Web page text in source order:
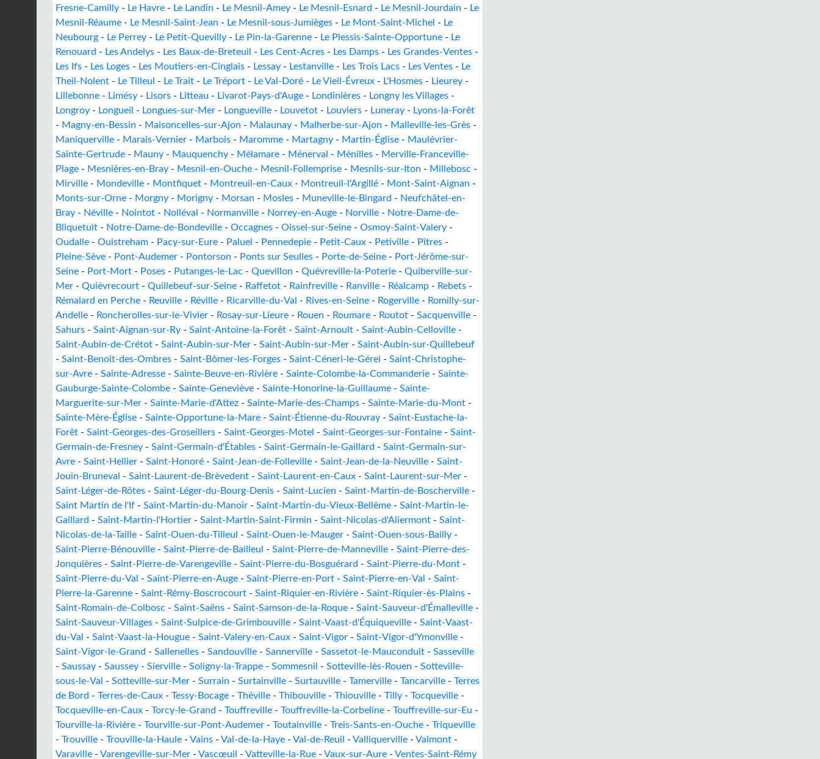
Fresne-Camilly - Le Havre - Le Landin - Le Mesnil-Amey - Le Mesnil-Esnard - Le Mesnil-Jourdain - Le
Mesnil-Réaume - Le Mesnil-Saint-Jean - Le Mesnil-sous-Jumièges - Le Mont-Saint-Michel - Le
Neubourg - Le Perrey - Le Petit-Quevilly - Le Pin-la-Garenne - Le Plessis-Sainte-Opportune - Le
Renouard - Les Andelys - Les Baux-de-Breteuil - Les Cent-Acres - Les Damps - Les Grandes-Ventes -
Les Ifs - Les Loges - Les Moutiers-en-Cinglais - Lessay - Lestanville - Les Trois Lacs - Les Ventes - Le
Theil-Nolent - Le Tilleul - Le Trait - Le Tréport - Le Val-Doré - Le Vieil-Évreux - L'Hosmes - Lieurey -
Lillebonne - Limésy - Lisors - Litteau - Livarot-Pays-d'Auge - Londinières - Longny les Villages -
Longroy - Longueil - Longues-sur-Mer - Longueville - Louvetot - Louviers - Luneray - Lyons-la-Forêt
- Magny-en-Bessin - Maisoncelles-sur-Ajon - Malaunay - Malherbe-sur-Ajon - Malleville-les-Grès -
Maniquerville - Marais-Vernier - Marbois - Maromme - Martagny - Martin-Église - Maulévrier-
Sainte-Gertrude - Mauny - Mauquenchy - Mélamare - Ménerval - Ménilles - Merville-Franceville-
Plage - Mesnières-en-Bray - Mesnil-en-Ouche - Mesnil-Follemprise - Mesnils-sur-Iton - Millebosc -
Mirville - Mondeville - Montfiquet - Montreuil-en-Caux - Montreuil-l'Argillé - Mont-Saint-Aignan -
Monts-sur-Orne - Morgny - Morigny - Morsan - Mosles - Muneville-le-Bingard - Neufchâtel-en-
Bray - Néville - Nointot - Nolléval - Normanville - Norrey-en-Auge - Norville - Notre-Dame-de-
Bliquetuit - Notre-Dame-de-Bondeville - Occagnes - Oissel-sur-Seine - Osmoy-Saint-Valery -
Oudalle - Ouistreham - Pacy-sur-Eure - Paluel - Pennedepie - Petit-Caux - Petiville - Pîtres -
Pleine-Sève - Pont-Audemer - Pontorson - Ponts sur Seulles - Porte-de-Seine - Port-Jérôme-sur-
Seine - Port-Mort - Poses - Putanges-le-Lac - Quevillon - Quévreville-la-Poterie - Quiberville-sur-
Mer - Quièvrecourt - Quillebeuf-sur-Seine - Raffetot - Rainfreville - Ranville - Réalcamp - Rebets -
Rémalard en Perche - Reuville - Réville - Ricarville-du-Val - Rives-en-Seine - Rogerville - Romilly-sur-
Andelle - Roncherolles-sur-le-Vivier - Rosay-sur-Lieure - Rouen - Roumare - Routot - Sacquenville -
Sahurs - Saint-Aignan-sur-Ry - Saint-Antoine-la-Forêt - Saint-Arnoult - Saint-Aubin-Celloville -
Saint-Aubin-de-Crétot - Saint-Aubin-sur-Mer - Saint-Aubin-sur-Mer - Saint-Aubin-sur-Quillebeuf
- Saint-Benoît-des-Ombres - Saint-Bômer-les-Forges - Saint-Céneri-le-Gérei - Saint-Christophe-
sur-Avre - Sainte-Adresse - Sainte-Beuve-en-Rivière - Sainte-Colombe-la-Commanderie - Sainte-
Gauburge-Sainte-Colombe - Sainte-Geneviève - Sainte-Honorine-la-Guillaume - Sainte-
Marguerite-sur-Mer - Sainte-Marie-d'Attez - Sainte-Marie-des-Champs - Sainte-Marie-du-Mont -
Sainte-Mère-Église - Sainte-Opportune-la-Mare - Saint-Étienne-du-Rouvray - Saint-Eustache-la-
Forêt - Saint-Georges-des-Groseillers - Saint-Georges-Motel - Saint-Georges-sur-Fontaine - Saint-
Germain-de-Fresney - Saint-Germain-d'Étables - Saint-Germain-le-Gaillard - Saint-Germain-sur-
Avre - Saint-Hellier - Saint-Honoré - Saint-Jean-de-Folleville - Saint-Jean-de-la-Neuville - Saint-
Jouin-Bruneval
- Saint-Laurent-de-Brèvedent - Saint-Laurent-en-Caux - Saint-Laurent-sur-Mer -
Saint-Léger-de-Rôtes - Saint-Léger-du-Bourg-Denis - Saint-Lucien - Saint-Martin-de-Boscherville -
Saint Martin de l'If - Saint-Martin-du-Manoir - Saint-Martin-du-Vieux-Bellême - Saint-Martin-le-
Gaillard - Saint-Martin-l'Hortier - Saint-Martin-Saint-Firmin - Saint-Nicolas-d'Aliermont - Saint-
Nicolas-de-la-Taille - Saint-Ouen-du-Tilleul - Saint-Ouen-le-Mauger - Saint-Ouen-sous-Bailly -
Saint-Pierre-Bénouville - Saint-Pierre-de-Bailleul - Saint-Pierre-de-Manneville - Saint-Pierre-des-
Jonquières - Saint-Pierre-de-Varengeville - Saint-Pierre-du-Bosguérard - Saint-Pierre-du-Mont -
Saint-Pierre-du-Val
- Saint-Pierre-en-Auge - Saint-Pierre-en-Port - Saint-Pierre-en-Val - Saint-
Pierre-la-Garenne - Saint-Rémy-Boscrocourt - Saint-Riquier-en-Rivière - Saint-Riquier-ès-Plains -
Saint-Romain-de-Colbosc - Saint-Saëns - Saint-Samson-de-la-Roque - Saint-Sauveur-d'Émalleville -
Saint-Sauveur-Villages - Saint-Sulpice-de-Grimbouville - Saint-Vaast-d'Équiqueville - Saint-Vaast-
du-Val
- Saint-Vaast-la-Hougue - Saint-Valery-en-Caux - Saint-Vigor - Saint-Vigor-d'Ymonville -
Saint-Vigor-le-Grand - Sallenelles - Sandouville - Sannerville - Sassetot-le-Mauconduit - Sasseville
- Saussay - Saussey - Sierville - Soligny-la-Trappe - Sommesnil - Sotteville-lès-Rouen - Sotteville-
sous-le-Val
- Sotteville-sur-Mer - Surrain - Surtainville - Surtauville - Tamerville - Tancarville - Terres
de Bord - Terres-de-Caux - Tessy-Bocage - Théville - Thibouville - Thiouville - Tilly - Tocqueville -
Tocqueville-en-Caux - Torcy-le-Grand - Touffreville - Touffreville-la-Corbeline - Touffreville-sur-Eu -
Tourville-la-Rivière - Tourville-sur-Pont-Audemer - Toutainville - Treis-Sants-en-Ouche - Triqueville
- Trouville - Trouville-la-Haule - Vains - Val-de-la-Haye - Val-de-Reuil - Valliquerville - Valmont -
Varaville - Varengeville-sur-Mer - Vascœuil - Vatteville-la-Rue - Vaux-sur-Aure - Ventes-Saint-Rémy